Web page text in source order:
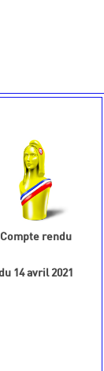
Compte rendu
14 avril 2021